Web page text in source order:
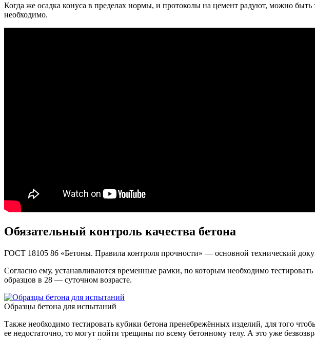
Когда же осадка конуса в пределах нормы, и протоколы на цемент радуют, можно
необходимо.
Обязательный контроль качества бетона
ГОСТ 18105 86 «Бетоны. Правила контроля прочности» — основной технический
Согласно ему, устанавливаются временные рамки, по которым необходимо
образцов в 28 — суточном возрасте.
Образцы бетона для испытаний
Также необходимо тестировать кубики бетона пренебрежённых изделий, для того
ее недостаточно, то могут пойти трещины по всему бетонному телу. А это уже